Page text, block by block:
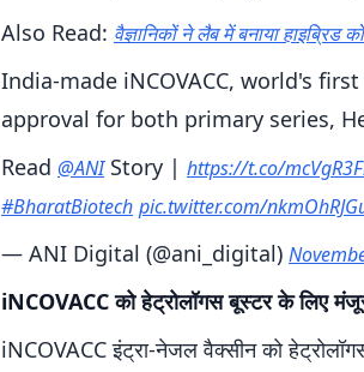
Also Read: वैज्ञानिकों ने लैब में बनाया हाइब्रिड
India-made iNCOVACC, world's
approval for both primary series,
Read @ANIStory | https://t.co/
#BharatBiotech pic.twitter.com/
— ANI Digital (@ani_digital)
iNCOVACC को हेट्रोलॉगस बूस्टर के लिए
iNCOVACC इंट्रा-नेजल वैक्सीन को